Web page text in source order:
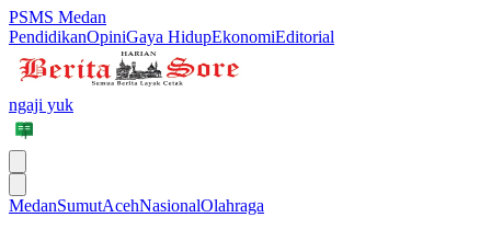
PSMS Medan
PendidikanOpiniGaya HidupEkonomiEditorial
ngaji yuk
MedanSumutAcehNasionalOlahraga